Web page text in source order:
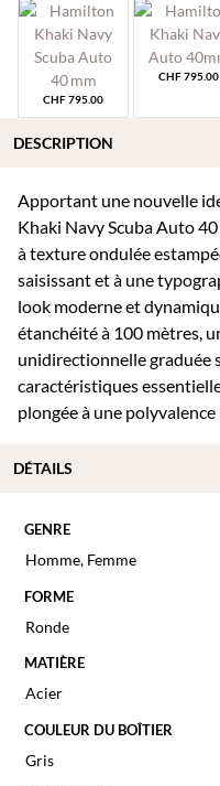
CHF795.00
CHF795.00
Apportant une nouvelle
Khaki Navy Scuba Auto
à texture ondulée
saisissant et à une
look moderne et
étanchéité à 100 mètres,
unidirectionnelle graduée
caractéristiques
plongée à une
GENRE
Homme, Femme
FORME
Ronde
MATIÈRE
Acier
COULEUR DU BOÎTIER
Gris
DESCRIPTION
DÉTAILS